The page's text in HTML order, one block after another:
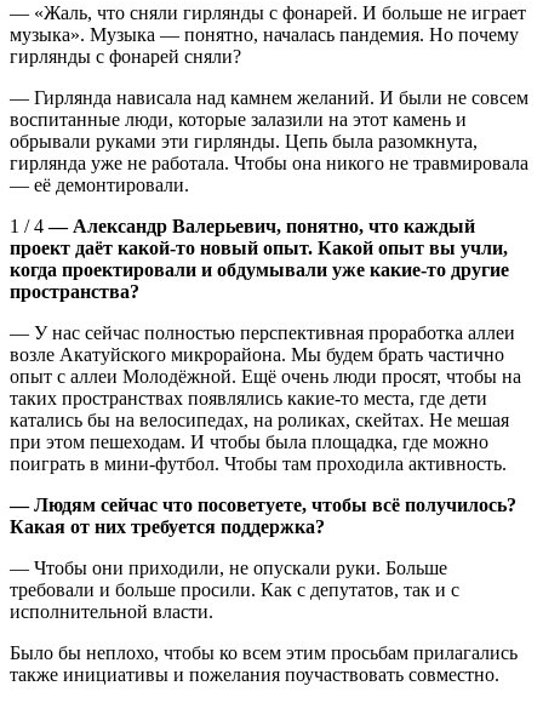
— «Жаль, что сняли гирлянды с фонарей. И больше не играет
музыка». Музыка — понятно, началась пандемия. Но почему
гирлянды с фонарей сняли?
— Гирлянда нависала над камнем желаний. И были не совсем
воспитанные люди, которые залазили на этот камень и
обрывали руками эти гирлянды. Цепь была разомкнута,
гирлянда уже не работала. Чтобы она никого не травмировала
— её демонтировали.
1 / 4— Александр Валерьевич, понятно, что каждый
проект даёт какой-то новый опыт. Какой опыт вы учли,
когда проектировали и обдумывали уже какие-то другие
пространства?
— У нас сейчас полностью перспективная проработка аллеи
возле Акатуйского микрорайона. Мы будем брать частично
опыт с аллеи Молодёжной. Ещё очень люди просят, чтобы на
таких пространствах появлялись какие-то места, где дети
катались бы на велосипедах, на роликах, скейтах. Не мешая
при этом пешеходам. И чтобы была площадка, где можно
поиграть в мини-футбол. Чтобы там проходила активность.
— Людям сейчас что посоветуете, чтобы всё получилось?
Какая от них требуется поддержка?
— Чтобы они приходили, не опускали руки. Больше
требовали и больше просили. Как с депутатов, так и с
исполнительной власти.
Было бы неплохо, чтобы ко всем этим просьбам прилагались
также инициативы и пожелания поучаствовать совместно.